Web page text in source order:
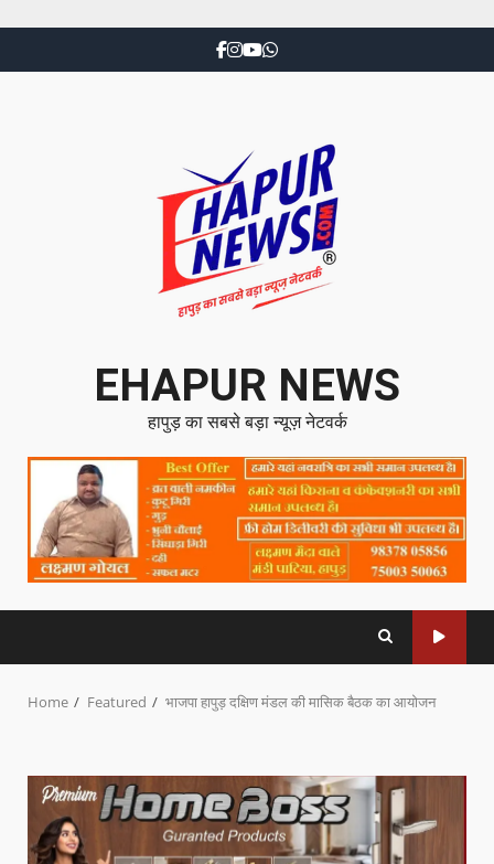
EHAPUR NEWS
हापुड़ का सबसे बड़ा न्यूज़ नेटवर्क
Home Featured भाजपा हापुड़ दक्षिण मंडल की मासिक बैठक का आयोजन